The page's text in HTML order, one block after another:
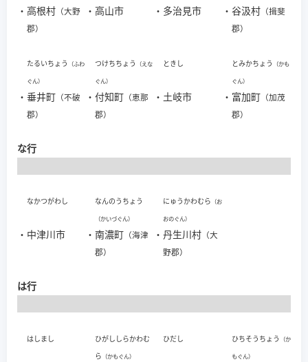
・ 高根村 （大野
郡）
・ 高山市 ・ 多治見市 ・ 谷汲村 （揖斐
郡）
たるいちょう （ふわ
ぐん）
つけちちょう （えな
ぐん）
ときし とみかちょう （かも
ぐん）
・ 垂井町 （不破
郡）
・ 付知町 （恵那
郡）
・ 土岐市 ・ 富加町 （加茂
郡）
な行
なかつがわし なんのうちょう
（かいづぐん）
にゅうかわむら （お
おのぐん）
・ 中津川市 ・ 南濃町 （海津
郡）
・ 丹生川村 （大
野郡）
は行
はしまし ひがししらかわむ
ら （かもぐん）
ひだし ひちそうちょう （か
もぐん）